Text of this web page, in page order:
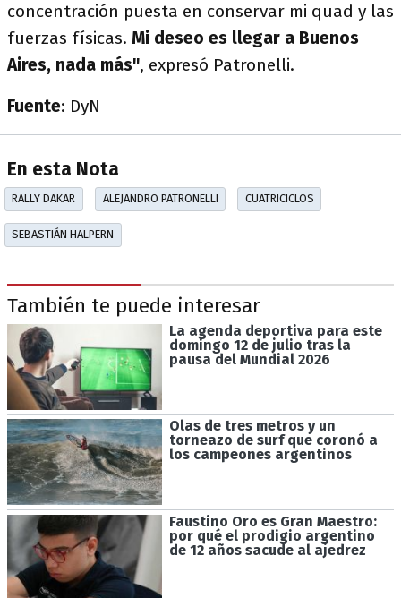
concentración puesta en conservar mi quad y las
fuerzas físicas. Mi deseo es llegar a Buenos
Aires, nada más", expresó Patronelli.
Fuente: DyN
En esta Nota
RALLY DAKAR ALEJANDRO PATRONELLI CUATRICICLOS
SEBASTIÁN HALPERN
También te puede interesar
La agenda deportiva para este
domingo 12 de julio tras la
pausa del Mundial 2026
Olas de tres metros y un
torneazo de surf que coronó a
los campeones argentinos
Faustino Oro es Gran Maestro:
por qué el prodigio argentino
de 12 años sacude al ajedrez